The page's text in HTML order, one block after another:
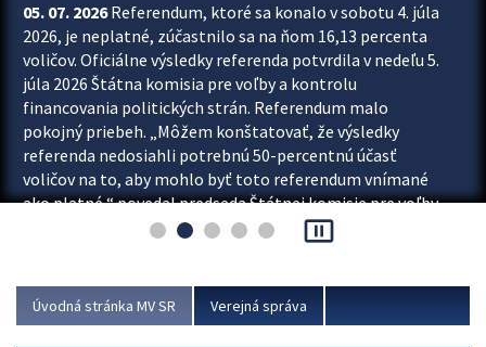
05. 07. 2026Referendum, ktoré sa konalo v sobotu 4. júla
2026, je neplatné, zúčastnilo sa na ňom 16,13 percenta
voličov. Oficiálne výsledky referenda potvrdila v nedeľu 5.
júla 2026 Štátna komisia pre voľby a kontrolu
financovania politických strán. Referendum malo
pokojný priebeh. „Môžem konštatovať, že výsledky
referenda nedosiahli potrebnú 50-percentnú účasť
voličov na to, aby mohlo byť toto referendum vnímané
ako platné,“ povedal predseda Štátnej komisie pre voľby
a kontrolu financovania politických...
pause_presentation
Úvodná stránka MV SR Verejná správa